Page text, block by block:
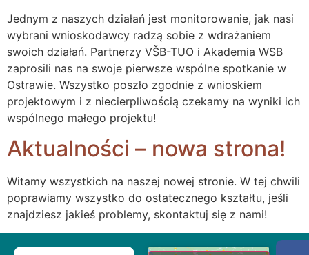
Jednym z naszych działań jest monitorowanie, jak nasi
wybrani wnioskodawcy radzą sobie z wdrażaniem
swoich działań. Partnerzy VŠB-TUO i Akademia WSB
zaprosili nas na swoje pierwsze wspólne spotkanie w
Ostrawie. Wszystko poszło zgodnie z wnioskiem
projektowym i z niecierpliwością czekamy na wyniki ich
wspólnego małego projektu!
Aktualności – nowa strona!
Witamy wszystkich na naszej nowej stronie. W tej chwili
poprawiamy wszystko do ostatecznego kształtu, jeśli
znajdziesz jakieś problemy, skontaktuj się z nami!